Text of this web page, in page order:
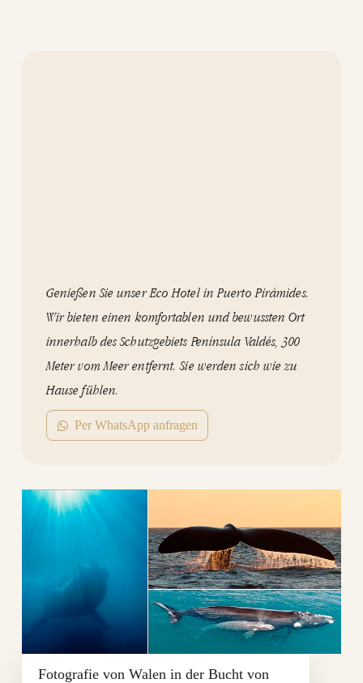
Genießen Sie unser Eco Hotel in Puerto Pirámides.
Wir bieten einen komfortablen und bewussten Ort
innerhalb des Schutzgebiets Península Valdés, 300
Meter vom Meer entfernt. Sie werden sich wie zu
Hause fühlen.
Per WhatsApp anfragen
Fotografie von Walen in der Bucht von